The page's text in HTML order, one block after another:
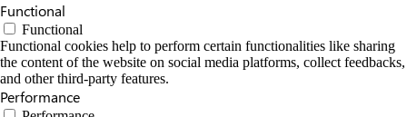
Functional
Functional
Functional cookies help to perform certain functionalities like sharing
the content of the website on social media platforms, collect feedbacks,
and other third-party features.
Performance